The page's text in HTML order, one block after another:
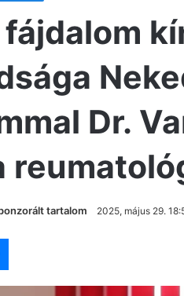
Dr.
tartalom 2025, május 29.